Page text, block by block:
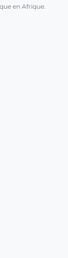
en Afrique.